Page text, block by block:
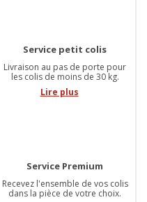
Service petit colis
Livraison au pas de porte pour
les colis de moins de 30 kg.
Lire plus
Service Premium
Recevez l'ensemble de vos colis
dans la pièce de votre choix.